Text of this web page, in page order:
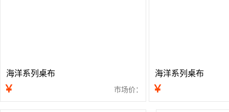
海洋系列桌布
￥ 市场价：
海洋系列桌布
￥